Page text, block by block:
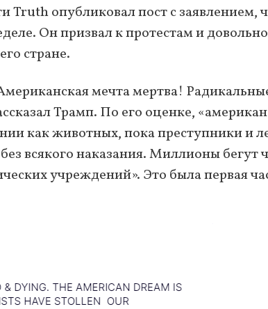
опубликовал пост с заявлением,
Он призвал к протестам и довольно
стране.
мечта мертва!
Трамп. По его оценке,
как животных, пока преступники и
всякого наказания. Миллионы бегут
учреждений». Это была первая